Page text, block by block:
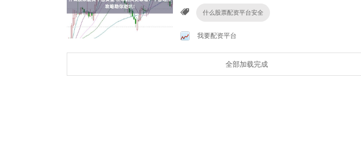
什么股票配资平台安全
我要配资平台
全部加载完成